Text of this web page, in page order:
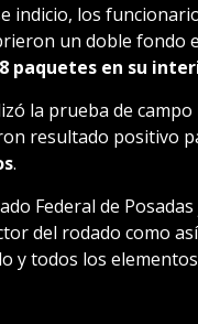
indicio, los
un doble fondo
paquetes en su
la prueba de
resultado positivo
.
Federal de
del rodado como
y todos los